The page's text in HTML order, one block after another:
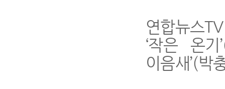
연합뉴스
‘작은 온
이음새’(박